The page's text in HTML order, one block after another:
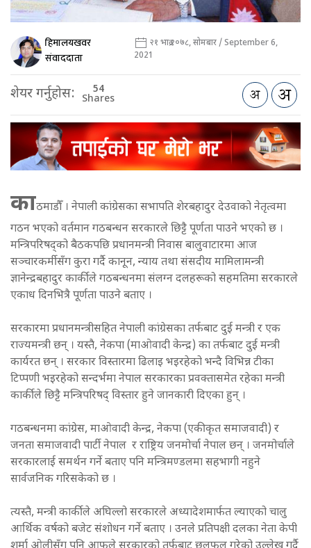
हिमालयखवर
संवाददाता
२१ भाद्र २०७८, सोमबार / September 6,
2021
शेयर गर्नुहोस: 54
Shares
काठमाडौँ । नेपाली कांग्रेसका सभापति शेरबहादुर देउवाको नेतृत्वमा
गठन भएको वर्तमान गठबन्धन सरकारले छिट्टै पूर्णता पाउने भएको छ ।
मन्त्रिपरिषद्को बैठकपछि प्रधानमन्त्री निवास बालुवाटारमा आज
सञ्चारकर्मीसँग कुरा गर्दै कानून, न्याय तथा संसदीय मामिलामन्त्री
ज्ञानेन्द्रबहादुर कार्कीले गठबन्धनमा संलग्न दलहरूको सहमतिमा सरकारले
एकाध दिनभित्रै पूर्णता पाउने बताए ।
सरकारमा प्रधानमन्त्रीसहित नेपाली कांग्रेसका तर्फबाट दुई मन्त्री र एक
राज्यमन्त्री छन् । यस्तै, नेकपा (माओवादी केन्द्र) का तर्फबाट दुई मन्त्री
कार्यरत छन् । सरकार विस्तारमा ढिलाइ भइरहेको भन्दै विभिन्न टीका
टिप्पणी भइरहेको सन्दर्भमा नेपाल सरकारका प्रवक्तासमेत रहेका मन्त्री
कार्कीले छिट्टै मन्त्रिपरिषद् विस्तार हुने जानकारी दिएका हुन् ।
गठबन्धनमा कांग्रेस, माओवादी केन्द्र, नेकपा (एकीकृत समाजवादी) र
जनता समाजवादी पार्टी नेपाल र राष्ट्रिय जनमोर्चा नेपाल छन् । जनमोर्चाले
सरकारलाई समर्थन गर्ने बताए पनि मन्त्रिमण्डलमा सहभागी नहुने
सार्वजनिक गरिसकेको छ ।
त्यस्तै, मन्त्री कार्कीले अघिल्लो सरकारले अध्यादेशमार्फत ल्याएको चालु
आर्थिक वर्षको बजेट संशोधन गर्ने बताए । उनले प्रतिपक्षी दलका नेता केपी